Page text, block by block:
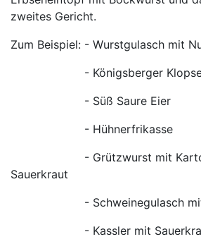
zweites Gericht.
Zum Beispiel: - Wurstgulasch mit
- Königsberger
- Süß Saure Eier
- Hühnerfrikasse
- Grützwurst mit
Sauerkraut
- Schweinegulasch mit
- Kassler mit